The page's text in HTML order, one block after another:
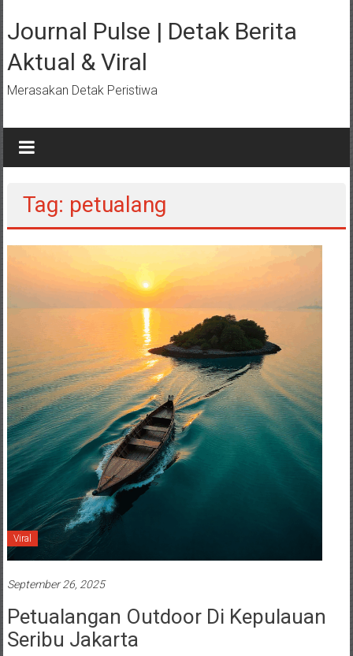
konten
Journal Pulse | Detak Berita
Aktual & Viral
Merasakan Detak Peristiwa
Tag: petualang
Viral
September 26, 2025
Petualangan Outdoor Di Kepulauan
Seribu Jakarta